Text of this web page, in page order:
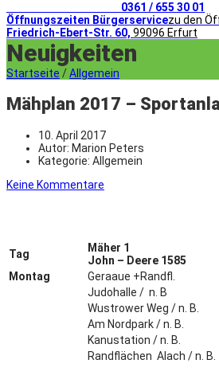
0361 / 655 30 01
Öffnungszeiten Bürgerservicezu den
Friedrich-Ebert-Str. 60, 99096 Erfurt
Neuigkeiten
Startseite /Allgemein
Mähplan 2017 –
10. April 2017
Autor: Marion Peters
Kategorie: Allgemein
Keine Kommentare
Tag
Mäher 1
John – Deere 1585
Montag
Geraaue +Randfl.
Judohalle / n. B
Wustrower Weg / n. B.
Am Nordpark / n. B.
Kanustation / n. B.
Randflächen Alach / n. B.